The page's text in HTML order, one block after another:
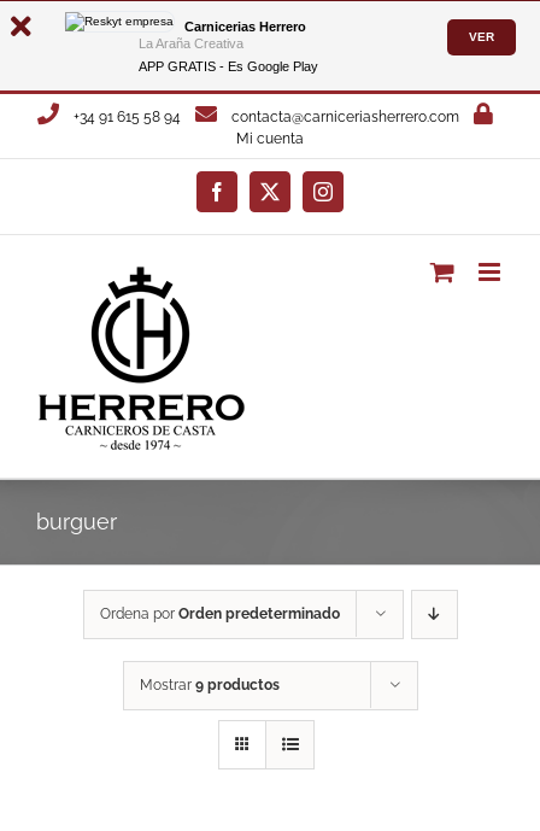
Carnicerias Herrero
La Araña Creativa
APP GRATIS - Es Google Play
VER
Saltar
+34 91 615 58 94
contacta@carniceriasherrero.com
Mi cuenta
Facebook
X Instagram
burguer
Ordena por Orden predeterminado
Mostrar 9 productos